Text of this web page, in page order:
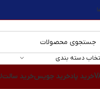
دسته بندی
خرید پادخرید جویسخرید سالت